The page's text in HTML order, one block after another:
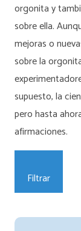
orgonita y
sobre ella.
mejoras o
sobre la
supuesto, la
pero hasta
afirmaciones.
Filtrar